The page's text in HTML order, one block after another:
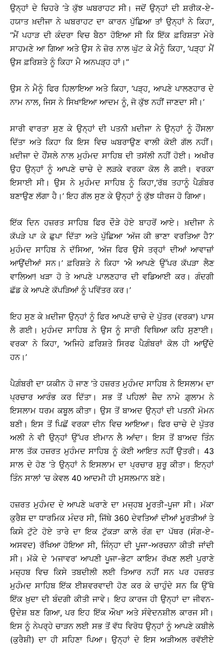
ਉਨ੍ਹਾਂ ਦੇ ਚਿਹਰੇ ’ਤੇ ਕੁੱਝ ਘਬਰਾਹਟ ਸੀ। ਜਦੋਂ ਉਨ੍ਹਾਂ ਦੀ ਸ਼ਰੀਕ-ਏ-
ਹਯਾਤ ਖ਼ਦੀਜਾ ਨੇ ਘਬਰਾਹਟ ਦਾ ਕਾਰਨ ਪੁੱਛਿਆ ਤਾਂ ਉਨ੍ਹਾਂ ਨੇ ਕਿਹਾ,
‘‘ਮੈਂ ਪਹਾੜ ਦੀ ਕੰਦਰਾ ਵਿਚ ਬੈਠਾ ਹੋਇਆ ਸੀ ਕਿ ਇੱਕ ਫ਼ਰਿਸ਼ਤਾ ਮੇਰੇ
ਸਾਹਮਣੇ ਆ ਗਿਆ ਅਤੇ ਉਸ ਨੇ ਜ਼ੋਰ ਨਾਲ ਘੁੱਟ ਕੇ ਮੈਨੂੰ ਕਿਹਾ, ‘ਪੜ੍ਹ’ ਮੈਂ
ਉਸ ਫ਼ਰਿਸ਼ਤੇ ਨੂੰ ਕਿਹਾ ਮੈ ਅਨਪੜ੍ਹ ਹਾਂ।’’
ਉਸ ਨੇ ਮੈਨੂੰ ਫਿਰ ਹਿਲਾਇਆ ਅਤੇ ਕਿਹਾ, ‘ਪੜ੍ਹ, ਆਪਣੇ ਪਾਲਣਹਾਰ ਦੇ
ਨਾਮ ਨਾਲ, ਜਿਸ ਨੇ ਸਿਖਾਇਆ ਆਦਮ ਨੂੰ, ਜੋ ਕੁੱਝ ਨਹੀਂ ਜਾਣਦਾ ਸੀ।’
ਸਾਰੀ ਵਾਰਤਾ ਸੁਣ ਕੇ ਉਨ੍ਹਾਂ ਦੀ ਪਤਨੀ ਖ਼ਦੀਜਾ ਨੇ ਉਨ੍ਹਾਂ ਨੂੰ ਹੌਂਸਲਾ
ਦਿੱਤਾ ਅਤੇ ਕਿਹਾ ਕਿ ਇਸ ਵਿਚ ਘਬਰਾਉਣ ਵਾਲੀ ਕੋਈ ਗੱਲ ਨਹੀਂ।
ਖ਼ਦੀਜਾ ਦੇ ਹੌਂਸਲੇ ਨਾਲ ਮੁਹੰਮਦ ਸਾਹਿਬ ਦੀ ਤਸੱਲੀ ਨਹੀਂ ਹੋਈ। ਅਖੀਰ
ਉਹ ਉਨ੍ਹਾਂ ਨੂੰ ਆਪਣੇ ਚਾਚੇ ਦੇ ਲੜਕੇ ਵਰਕਾ ਕੋਲ ਲੈ ਗਈ। ਵਰਕਾ
ਇਸਾਈ ਸੀ। ਉਸ ਨੇ ਮੁਹੰਮਦ ਸਾਹਿਬ ਨੂੰ ਕਿਹਾ,‘ਰੱਬ ਤਹਾਨੂੰ ਪੈਗ਼ੰਬਰ
ਬਣਾਉਣ ਲੱਗਾ ਹੈ।’ ਇਹ ਗੱਲ ਸੁਣ ਕੇ ਉਨ੍ਹਾਂ ਨੂੰ ਕੁੱਝ ਧੀਰਜ ਹੋ ਗਿਆ।
ਇੱਕ ਦਿਨ ਹਜ਼ਰਤ ਸਾਹਿਬ ਫਿਰ ਦੌੜੇ ਹੋਏ ਬਾਹਰੋਂ ਆਏ। ਖ਼ਦੀਜਾ ਨੇ
ਕੱਪੜੇ ਪਾ ਕੇ ਛੁਪਾ ਦਿੱਤਾ ਅਤੇ ਪੁੱਛਿਆ ‘ਅੱਜ ਕੀ ਭਾਣਾ ਵਰਤਿਆ ਹੈ?’
ਮੁਹੰਮਦ ਸਾਹਿਬ ਨੇ ਦੱਸਿਆ, ‘ਅੱਜ ਫਿਰ ਉਸੇ ਤਰ੍ਹਾਂ ਦੀਆਂ ਆਵਾਜ਼ਾਂ
ਆਉਂਦੀਆਂ ਸਨ।’ ਫ਼ਰਿਸ਼ਤੇ ਨੇ ਕਿਹਾ ‘ਐ ਆਪਣੇ ਉੱਪਰ ਕੱਪੜਾ ਲੈਣ
ਵਾਲਿਆ! ਖੜਾ ਹੋ ਤੇ ਆਪਣੇ ਪਾਲਣਹਾਰ ਦੀ ਵਡਿਆਈ ਕਰ। ਗੰਦਗੀ
ਛੱਡ ਕੇ ਆਪਣੇ ਕੱਪੜਿਆਂ ਨੂੰ ਪਵਿੱਤਰ ਕਰ।’
ਇਹ ਸੁਣ ਕੇ ਖ਼ਦੀਜਾ ਉਨ੍ਹਾਂ ਨੂੰ ਫਿਰ ਆਪਣੇ ਚਾਚੇ ਦੇ ਪੁੱਤਰ (ਵਰਕਾ) ਪਾਸ
ਲੈ ਗਈ। ਮੁਹੰਮਦ ਸਾਹਿਬ ਨੇ ਉਸ ਨੂੰ ਸਾਰੀ ਵਿਥਿਆ ਕਹਿ ਸੁਣਾਈ।
ਵਰਕਾ ਨੇ ਕਿਹਾ, ‘ਅਜਿਹੇ ਫ਼ਰਿਸ਼ਤੇ ਸਿਰਫ ਪੈਗ਼ੰਬਰਾਂ ਕੋਲ ਹੀ ਆਉਂਦੇ
ਹਨ।’
ਪੈਗ਼ੰਬਰੀ ਦਾ ਯਕੀਨ ਹੋ ਜਾਣ ’ਤੇ ਹਜ਼ਰਤ ਮੁਹੰਮਦ ਸਾਹਿਬ ਨੇ ਇਸਲਾਮ ਦਾ
ਪ੍ਰਚਾਰ ਆਰੰਭ ਕਰ ਦਿੱਤਾ। ਸਭ ਤੋਂ ਪਹਿਲਾਂ ਜ਼ੈਦ ਨਾਮੇ ਗ਼ੁਲਾਮ ਨੇ
ਇਸਲਾਮ ਧਰਮ ਕਬੂਲ ਕੀਤਾ। ਉਸ ਤੋਂ ਬਾਅਦ ਉਨ੍ਹਾਂ ਦੀ ਪਤਨੀ ਮੋਮਨ
ਬਣੀ। ਇਸ ਤੋਂ ਪਿਛੋਂ ਵਰਕਾ ਦੀਨ ਵਿਚ ਆਇਆ। ਫਿਰ ਚਾਚੇ ਦੇ ਪੁੱਤਰ
ਅਲੀ ਨੇ ਵੀ ਉਨ੍ਹਾਂ ਉੱਪਰ ਈਮਾਨ ਲੈ ਆਂਦਾ। ਇਸ ਤੋਂ ਬਾਅਦ ਤਿੰਨ
ਸਾਲ ਤੱਕ ਹਜ਼ਰਤ ਮੁਹੰਮਦ ਸਾਹਿਬ ਨੂੰ ਕੋਈ ਆਇਤ ਨਹੀਂ ਉਤਰੀ। 43
ਸਾਲ ਦੇ ਹੋਣ ’ਤੇ ਉਨ੍ਹਾਂ ਨੇ ਇਸਲਾਮ ਦਾ ਪ੍ਰਚਾਰ ਸ਼ੁਰੂ ਕੀਤਾ। ਇਨ੍ਹਾਂ
ਤਿੰਨ ਸਾਲਾਂ ’ਚ ਕੇਵਲ 40 ਆਦਮੀ ਹੀ ਮੁਸਲਮਾਨ ਬਣੇ।
ਹਜ਼ਰਤ ਮੁਹੰਮਦ ਦੇ ਆਪਣੇ ਘਰਾਣੇ ਦਾ ਮਜ੍ਹਬ ਮੂਰਤੀ-ਪੂਜਾ ਸੀ। ਮੱਕਾ
ਕੁਰੈਸ਼ ਦਾ ਧਾਰਮਿਕ ਮੰਦਰ ਸੀ, ਜਿੱਥੇ 360 ਦੇਵਤਿਆਂ ਦੀਆਂ ਮੂਰਤੀਆਂ ਤੇ
ਕਿਸੇ ਟੁੱਟੇ ਹੋਏ ਤਾਰੇ ਦਾ ਇਕ ਟੁੱਕੜਾ ਕਾਲੇ ਰੰਗ ਦਾ ਪੱਥਰ (ਸੰਗ-ਏ-
ਅਸਵਦ) ਰੱਖਿਆ ਹੋਇਆ ਸੀ, ਜਿੰਨ੍ਹਾ ਦੀ ਪੂਜਾ-ਅਰਚਨਾ ਕੀਤੀ ਜਾਂਦੀ
ਸੀ। ਮੱਕੇ ਦੇ ‘ਮਜਾਵਰ’ ਆਪਣੀ ਪੂਜਾ-ਭੇਟਾ ਕਾਇਮ ਰੱਖਣ ਲਈ ਪੁਰਾਣੇ
ਮਜ਼੍ਹਬ ਵਿਚ ਕਿਸੇ ਤਬਦੀਲੀ ਲਈ ਤਿਆਰ ਨਹੀਂ ਸਨ ਪਰ ਹਜ਼ਰਤ
ਮੁਹੰਮਦ ਸਾਹਿਬ ਇੱਕ ਈਸ਼ਵਰਵਾਦੀ ਹੋਣ ਕਰ ਕੇ ਚਾਹੁੰਦੇ ਸਨ ਕਿ ਉੱਥੇ
ਇੱਕ ਖ਼ੁਦਾ ਦੀ ਬੰਦਗੀ ਕੀਤੀ ਜਾਵੇ। ਇਹ ਕਾਰਜ ਹੀ ਉਨ੍ਹਾਂ ਦਾ ਜੀਵਨ-
ਉਦੇਸ਼ ਬਣ ਗਿਆ, ਪਰ ਇਹ ਇੱਕ ਔਖਾ ਅਤੇ ਸੰਵੇਦਨਸ਼ੀਲ ਕਾਰਜ ਸੀ।
ਇਸ ਨੂੰ ਨੇਪਰ੍ਹੇ ਚਾੜਨ ਲਈ ਸਭ ਤੋਂ ਵੱਧ ਵਿਰੋਧ ਉਨ੍ਹਾਂ ਨੂੰ ਆਪਣੇ ਕਬੀਲੇ
(ਕੁਰੈਸ਼ੀ) ਦਾ ਹੀ ਸਹਿਣਾ ਪਿਆ। ਉਨ੍ਹਾਂ ਦੇ ਇਸ ਅੜੀਅਲ ਰਵੱਈਏ